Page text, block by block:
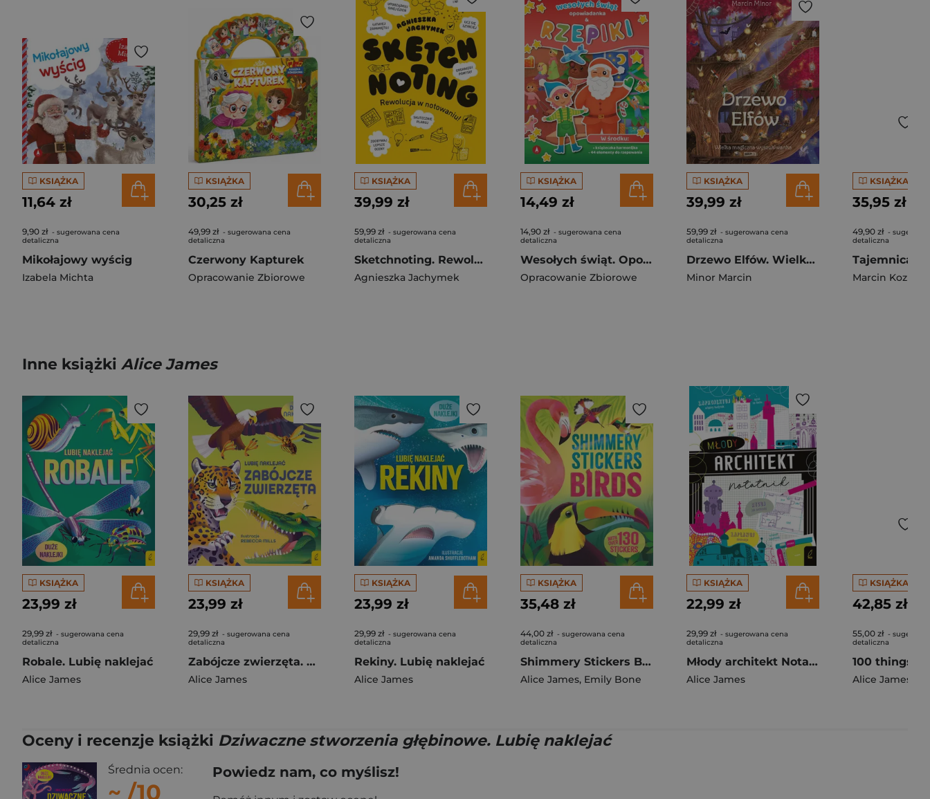
KSIĄŻKA
11,64 zł
9,90 zł - sugerowana cena
detaliczna
Mikołajowy wyścig
Izabela Michta
KSIĄŻKA
30,25 zł
49,99 zł - sugerowana cena
detaliczna
Czerwony Kapturek
Opracowanie Zbiorowe
KSIĄŻKA
39,99 zł
59,99 zł - sugerowana cena
detaliczna
Sketchnoting. Rewolucja w notowaniu
Agnieszka Jachymek
KSIĄŻKA
14,49 zł
14,90 zł - sugerowana cena
detaliczna
Wesołych świąt. Opowiadanka & rzepiki
Opracowanie Zbiorowe
KSIĄŻKA
39,99 zł
59,99 zł - sugerowana cena
detaliczna
Drzewo Elfów. Wielka magiczna wyszukiwanka
Minor Marcin
KSIĄŻKA
35,95 zł
49,90 zł -
detaliczna
Marcin Kozioł
Inne książki Alice James
KSIĄŻKA
23,99 zł
29,99 zł - sugerowana cena
detaliczna
Robale. Lubię naklejać
Alice James
KSIĄŻKA
23,99 zł
29,99 zł - sugerowana cena
detaliczna
Zabójcze zwierzęta. Lubię naklejać
Alice James
KSIĄŻKA
23,99 zł
29,99 zł - sugerowana cena
detaliczna
Rekiny. Lubię naklejać
Alice James
KSIĄŻKA
35,48 zł
44,00 zł - sugerowana cena
detaliczna
Shimmery Stickers Birds
Alice James, Emily Bone
KSIĄŻKA
22,99 zł
29,99 zł - sugerowana cena
detaliczna
Młody architekt Notatnik
Alice James
KSIĄŻKA
42,85 zł
55,00 zł -
detaliczna
Alice James
Oceny i recenzje książki Dziwaczne stworzenia głębinowe. Lubię naklejać
Średnia ocen:
~ /10
Powiedz nam, co myślisz!